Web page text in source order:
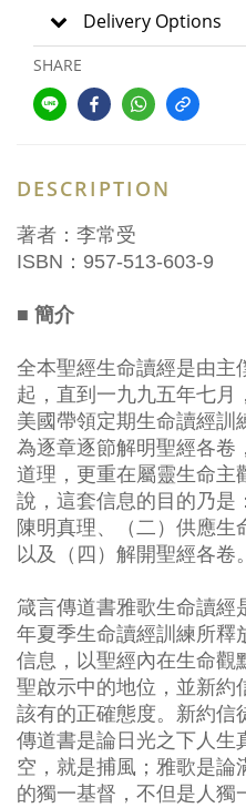
Delivery Options
SHARE
DESCRIPTION
著者：李常受
ISBN：957-513-603-9
■ 簡介
全本聖經生命讀經是由主
起，直到一九九五年七月
美國帶領定期生命讀經訓
為逐章逐節解明聖經各卷
道理，更重在屬靈生命主
說，這套信息的目的乃是
陳明真理、（二）供應生
以及（四）解開聖經各卷。
箴言傳道書雅歌生命讀經
年夏季生命讀經訓練所釋
信息，以聖經內在生命觀
聖啟示中的地位，並新約
該有的正確態度。新約信
傳道書是論日光之下人生
空，就是捕風；雅歌是論
的獨一基督，不但是人獨